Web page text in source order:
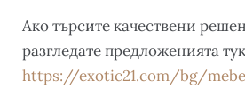
Ако търсите качествени
разгледате предложенията
https://exotic21.com/bg/